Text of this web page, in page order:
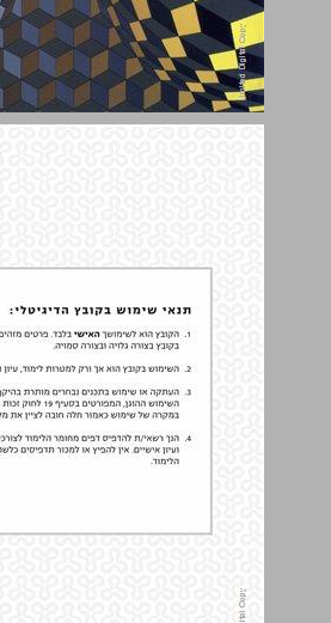
נושאים נבחרים בכלכלת מוצרי מידה ... 0